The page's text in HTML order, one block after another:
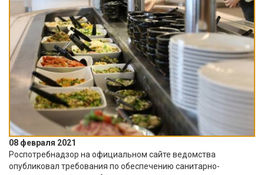
08 февраля 2021
Роспотребнадзор на официальном сайте ведомства
опубликовал требования по обеспечению санитарно-